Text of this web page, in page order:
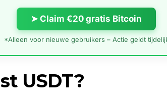
➤ Claim €20 gratis Bitcoin
*Alleen voor nieuwe gebruikers – Actie geldt
USDT?